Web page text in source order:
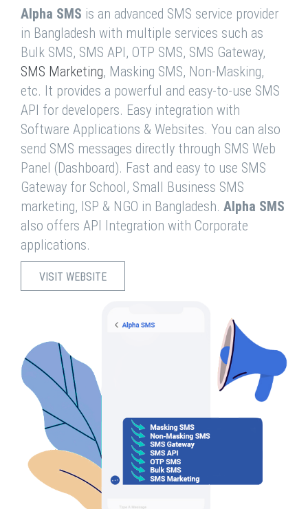
Alpha SMS is an advanced SMS service provider
in Bangladesh with multiple services such as
Bulk SMS, SMS API, OTP SMS, SMS Gateway,
SMS Marketing, Masking SMS, Non-Masking,
etc. It provides a powerful and easy-to-use SMS
API for developers. Easy integration with
Software Applications & Websites. You can also
send SMS messages directly through SMS Web
Panel (Dashboard). Fast and easy to use SMS
Gateway for School, Small Business SMS
marketing, ISP & NGO in Bangladesh. Alpha SMS
also offers API Integration with Corporate
applications.
VISIT WEBSITE